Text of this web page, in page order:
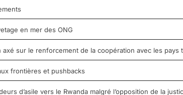
en mer des ONG
axé sur le renforcement de la coopération avec les pays
frontières et pushbacks
d’asile vers le Rwanda malgré l’opposition de la